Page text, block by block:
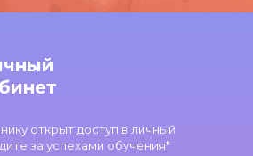
открыт доступ в личный
за успехами обучения*